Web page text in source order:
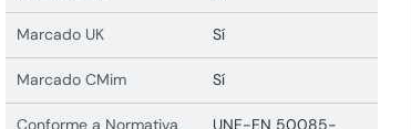
Marcado UK Sí
Marcado CMim Sí
Conforme a Normativa
UNE-EN 50085-